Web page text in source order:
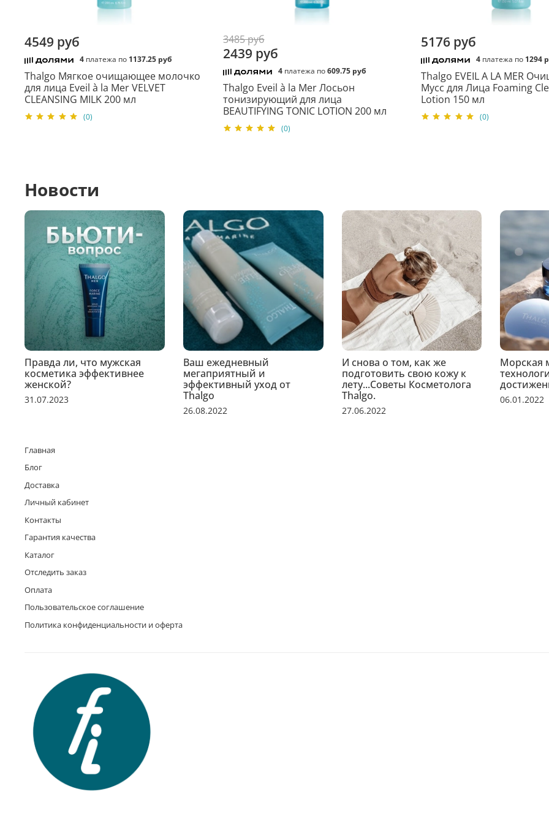
основном согласных с
(Fragrance), Glycine Soja
Digitata Powder, Glycerin,
Officinalis Flower Extract,
Tetrasodium Etidronate.
Применение:
Намыльте
смойте и высушите. При
Изготовитель:
Sur Argens Cedex, France
Франция). Дистрибьютор/
Бьюти», Россия, 121099,
4549 руб
4 платежа по 1137.25 руб
Thalgo Мягкое очищающее молочко
для лица Eveil à la Mer VELVET
CLEANSING MILK 200 мл
(0)
3485 руб
2439 руб
4платежа по609.75 руб
Thalgo Eveil à la Mer Лосьон
тонизирующий для лица
BEAUTIFYING TONIC LOTION 200 мл
(0)
5176 руб
4 платежа по 1294
Thalgo EVEIL A LA MER
Мусс для Лица Foaming
Lotion 150 мл
(0)
Новости
Правда ли, что мужская
косметика эффективнее
женской?
31.07.2023
Ваш ежедневный
мегаприятный и
эффективный уход от
Thalgo
26.08.2022
И снова о том, как же
подготовить свою кожу к
лету...Советы Косметолога
Thalgo.
27.06.2022
Морская
06.01.2022
Главная
Блог
Доставка
Личный кабинет
Контакты
Гарантия качества
Каталог
Отследить заказ
Оплата
Пользовательское соглашение
Политика конфиденциальности и оферта